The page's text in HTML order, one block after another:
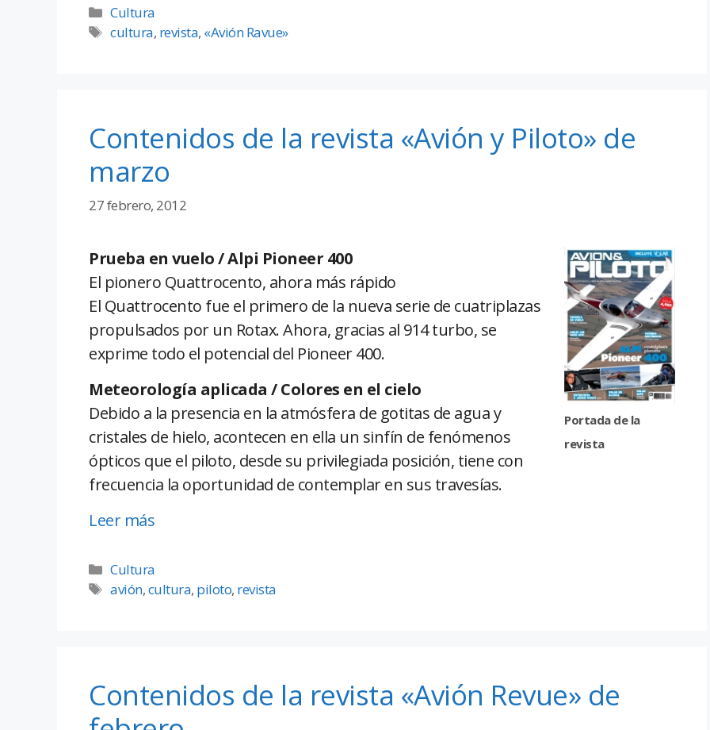
Cultura
cultura, revista, «Avión Ravue»
Contenidos de la revista «Avión y Piloto» de
marzo
27 febrero, 2012
Portada de la
revista
Prueba en vuelo / Alpi Pioneer 400
El pionero Quattrocento, ahora más rápido
El Quattrocento fue el primero de la nueva serie de cuatriplazas
propulsados por un Rotax. Ahora, gracias al 914 turbo, se
exprime todo el potencial del Pioneer 400.
Meteorología aplicada / Colores en el cielo
Debido a la presencia en la atmósfera de gotitas de agua y
cristales de hielo, acontecen en ella un sinfín de fenómenos
ópticos que el piloto, desde su privilegiada posición, tiene con
frecuencia la oportunidad de contemplar en sus travesías.
Leer más
Cultura
avión,cultura, piloto, revista
Contenidos de la revista «Avión Revue» de